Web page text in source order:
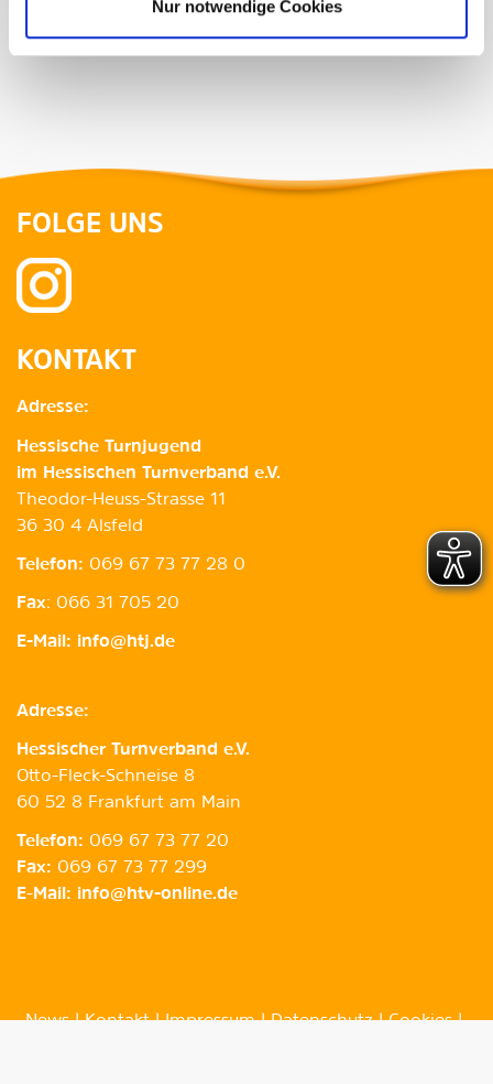
Nur notwendige Cookies
FOLGE UNS
KONTAKT
Adresse:
Hessische Turnjugend
im Hessischen Turnverband e.V.
Theodor-Heuss-Strasse 11
36 30 4 Alsfeld
Telefon: 069 67 73 77 28 0
Fax: 066 31 705 20
E-Mail: info@htj.de
Adresse:
Hessischer Turnverband e.V.
Otto-Fleck-Schneise 8
60 52 8 Frankfurt am Main
Telefon: 069 67 73 77 20
Fax: 069 67 73 77 299
E-Mail: info@htv-online.de
News Kontakt Impressum Datenschutz
Cookies